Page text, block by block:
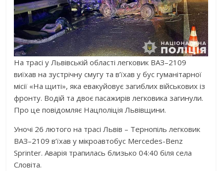
На трасі у Львівській області легковик ВАЗ–2109
виїхав на зустрічну смугу та в’їхав у бус гуманітарної
місії «На щиті», яка евакуйовує загиблих військових із
фронту. Водій та двоє пасажирів легковика загинули.
Про це повідомляє Нацполіція Львівщини.
Уночі 26 лютого на трасі Львів – Тернопіль легковик
ВАЗ–2109 в’їхав у мікроавтобус Mercedes-Benz
Sprinter. Аварія трапилась близько 04:40 біля села
Словіта.